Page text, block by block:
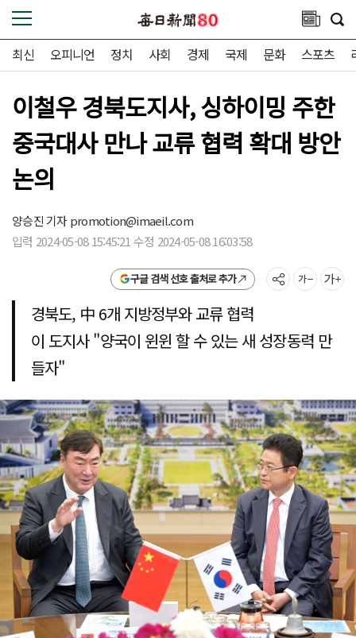
최신 오피니언 정치 사회 경제 국제 문화 스포츠
이철우 경북도지사, 싱하이밍 주한
중국대사 만나 교류 협력 확대 방안
논의
양승진 기자promotion@imaeil.com
입력 2024-05-08 15:45:21 수정 2024-05-08 16:03:58
구글 검색 선호 출처로 추가
경북도, 中 6개 지방정부와 교류 협력
이 도지사 "양국이 윈윈 할 수 있는 새 성장동력 만
들자"